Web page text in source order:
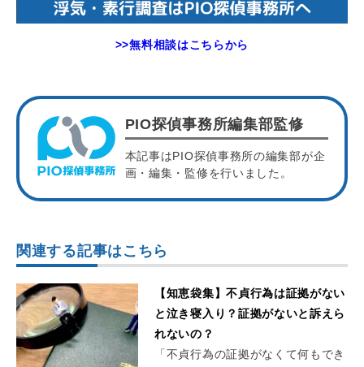
>>無料相談はこちらから
PIO探偵事務所編集部監修
本記事はPIO探偵事務所の編集部が企
画・編集・監修を行いました。
関連する記事はこちら
【知恵袋集】不貞行為は証拠がない
と泣き寝入り？証拠がないと訴えら
れないの？
「不貞行為の証拠がなくて何もでき